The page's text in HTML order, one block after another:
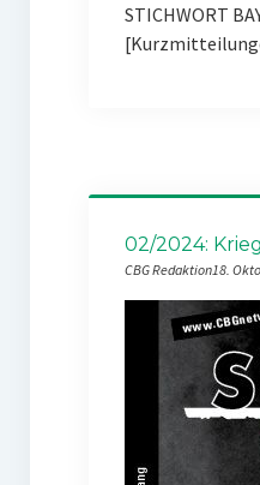
STICHWORT
02/2024:
CBG Redaktion18.